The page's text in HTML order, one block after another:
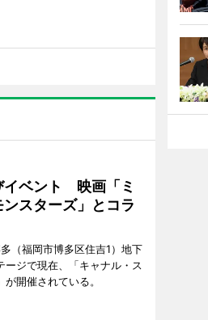
イベント 映画「ミ
スターズ」とコラ
（福岡市博多区住吉1）地下
ージで現在、「キャナル・ス
開催されている。